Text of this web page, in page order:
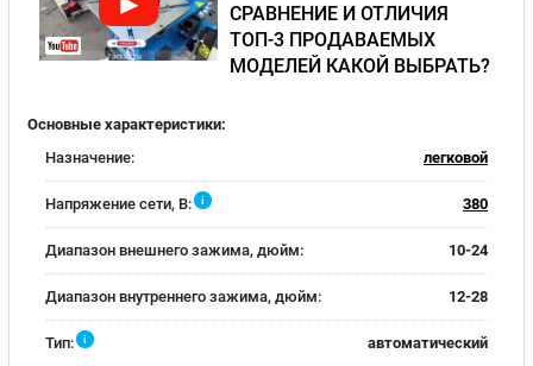
СРАВНЕНИЕ И ОТЛИЧИЯ
ТОП-3 ПРОДАВАЕМЫХ
МОДЕЛЕЙ КАКОЙ ВЫБРАТЬ?
Основные характеристики:
Назначение:
легковой
Напряжение сети, В: i 380
Диапазон внешнего зажима, дюйм: 10-24
Диапазон внутреннего зажима, дюйм: 12-28
Тип: i автоматический